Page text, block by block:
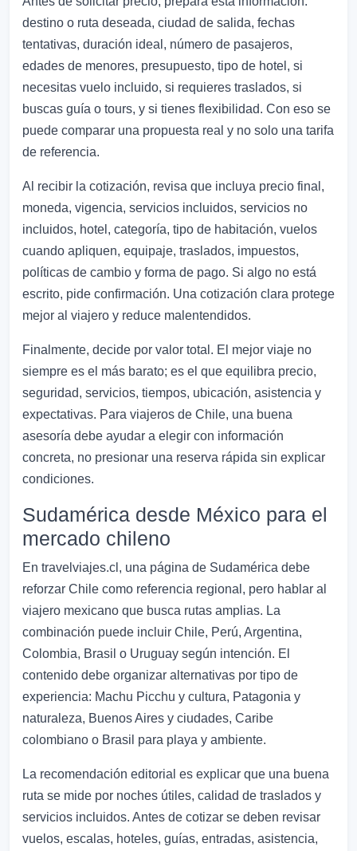
destino o ruta deseada, ciudad de salida, fechas
tentativas, duración ideal, número de pasajeros,
edades de menores, presupuesto, tipo de hotel, si
necesitas vuelo incluido, si requieres traslados, si
buscas guía o tours, y si tienes flexibilidad. Con eso se
puede comparar una propuesta real y no solo una tarifa
de referencia.
Al recibir la cotización, revisa que incluya precio final,
moneda, vigencia, servicios incluidos, servicios no
incluidos, hotel, categoría, tipo de habitación, vuelos
cuando apliquen, equipaje, traslados, impuestos,
políticas de cambio y forma de pago. Si algo no está
escrito, pide confirmación. Una cotización clara protege
mejor al viajero y reduce malentendidos.
Finalmente, decide por valor total. El mejor viaje no
siempre es el más barato; es el que equilibra precio,
seguridad, servicios, tiempos, ubicación, asistencia y
expectativas. Para viajeros de Chile, una buena
asesoría debe ayudar a elegir con información
concreta, no presionar una reserva rápida sin explicar
condiciones.
Sudamérica desde México para el
mercado chileno
En travelviajes.cl, una página de Sudamérica debe
reforzar Chile como referencia regional, pero hablar al
viajero mexicano que busca rutas amplias. La
combinación puede incluir Chile, Perú, Argentina,
Colombia, Brasil o Uruguay según intención. El
contenido debe organizar alternativas por tipo de
experiencia: Machu Picchu y cultura, Patagonia y
naturaleza, Buenos Aires y ciudades, Caribe
colombiano o Brasil para playa y ambiente.
La recomendación editorial es explicar que una buena
ruta se mide por noches útiles, calidad de traslados y
servicios incluidos. Antes de cotizar se deben revisar
vuelos, escalas, hoteles, guías, entradas, asistencia,